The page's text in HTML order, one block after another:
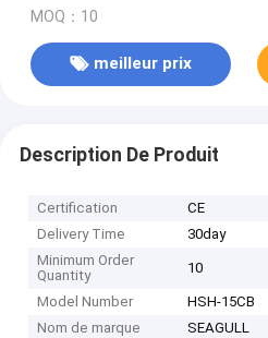
MOQ：10
meilleur prix
Description De Produit
Certification
CE
Delivery Time
30day
Minimum Order
Quantity
10
Model Number
HSH-15CB
Nom de marque
SEAGULL